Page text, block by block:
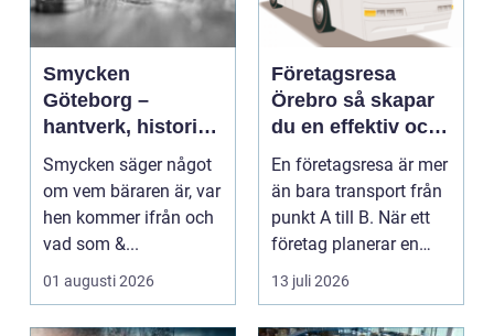
Smycken
Göteborg –
hantverk, historia
och personligt
uttryck
Smycken säger något
om vem bäraren är, var
hen kommer ifrån och
vad som &...
01 augusti 2026
Företagsresa
Örebro så skapar
du en effektiv och
minnesvärd resa
En företagsresa är mer
än bara transport från
punkt A till B. När ett
företag planerar en
resa för m...
13 juli 2026